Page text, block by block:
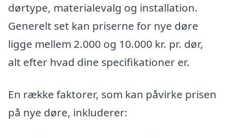
dørtype, materialevalg og installation.
Generelt set kan priserne for nye døre
ligge mellem 2.000 og 10.000 kr. pr. dør,
alt efter hvad dine specifikationer er.
En række faktorer, som kan påvirke prisen
på nye døre, inkluderer: